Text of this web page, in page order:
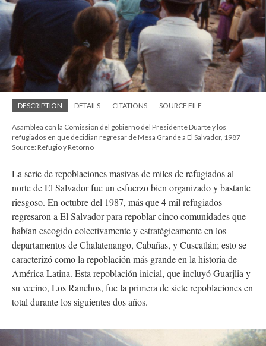
DESCRIPTION DETAILS CITATIONS SOURCE FILE
Asamblea con la Comission del gobierno del Presidente Duarte y los
refugiados en que decidian regresar de Mesa Grande a El Salvador, 1987
Source: Refugio y Retorno
La serie de repoblaciones masivas de miles de refugiados al
norte de El Salvador fue un esfuerzo bien organizado y bastante
riesgoso. En octubre del 1987, más que 4 mil refugiados
regresaron a El Salvador para repoblar cinco comunidades que
habían escogido colectivamente y estratégicamente en los
departamentos de Chalatenango, Cabañas, y Cuscatlán; esto se
caracterizó como la repoblación más grande en la historia de
América Latina. Esta repoblación inicial, que incluyó Guarjlia y
su vecino, Los Ranchos, fue la primera de siete repoblaciones en
total durante los siguientes dos años.